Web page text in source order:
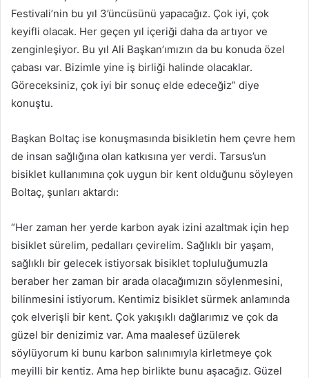
Festivali’nin bu yıl 3’üncüsünü yapacağız. Çok iyi, çok
keyifli olacak. Her geçen yıl içeriği daha da artıyor ve
zenginleşiyor. Bu yıl Ali Başkan’ımızın da bu konuda özel
çabası var. Bizimle yine iş birliği halinde olacaklar.
Göreceksiniz, çok iyi bir sonuç elde edeceğiz” diye
konuştu.
Başkan Boltaç ise konuşmasında bisikletin hem çevre hem
de insan sağlığına olan katkısına yer verdi. Tarsus’un
bisiklet kullanımına çok uygun bir kent olduğunu söyleyen
Boltaç, şunları aktardı:
“Her zaman her yerde karbon ayak izini azaltmak için hep
bisiklet sürelim, pedalları çevirelim. Sağlıklı bir yaşam,
sağlıklı bir gelecek istiyorsak bisiklet topluluğumuzla
beraber her zaman bir arada olacağımızın söylenmesini,
bilinmesini istiyorum. Kentimiz bisiklet sürmek anlamında
çok elverişli bir kent. Çok yakışıklı dağlarımız ve çok da
güzel bir denizimiz var. Ama maalesef üzülerek
söylüyorum ki bunu karbon salınımıyla kirletmeye çok
meyilli bir kentiz. Ama hep birlikte bunu aşacağız. Güzel